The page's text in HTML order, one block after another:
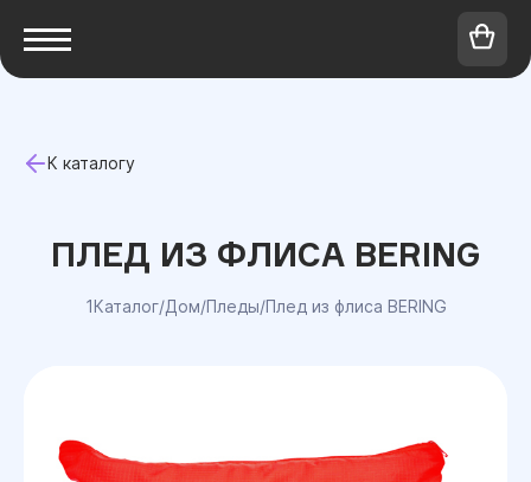
К каталогу
ПЛЕД ИЗ ФЛИСА BERING
1Каталог/Дом/Пледы/Плед из флиса BERING